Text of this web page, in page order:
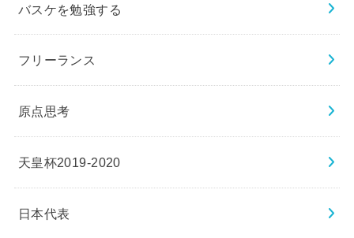
バスケを勉強する
フリーランス
原点思考
天皇杯2019-2020
日本代表